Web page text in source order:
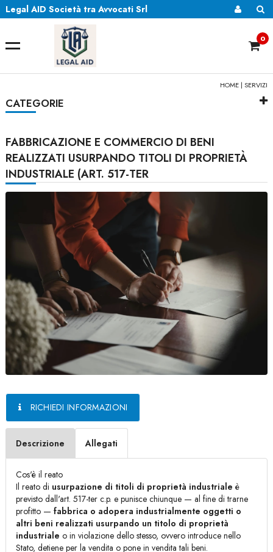
Legal AID Società tra Avvocati Srl
0
HOME |SERVIZI
CATEGORIE
FABBRICAZIONE E COMMERCIO DI BENI
REALIZZATI USURPANDO TITOLI DI PROPRIETÀ
INDUSTRIALE (ART. 517-TER
RICHIEDI INFORMAZIONI
Descrizione Allegati
Cos'è il reato
Il reato di usurpazione di titoli di proprietà industriale è
previsto dall'art. 517-ter c.p. e punisce chiunque — al fine di trarne
profitto — fabbrica o adopera industrialmente oggetti o
altri beni realizzati usurpando un titolo di proprietà
industriale o in violazione dello stesso, ovvero introduce nello
Stato, detiene per la vendita o pone in vendita tali beni.